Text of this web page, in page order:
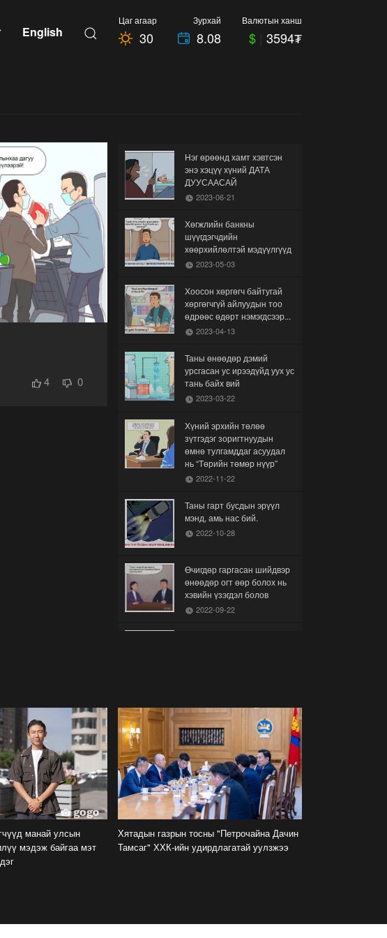
English
Цаг агаар
30
Зурхай
8.08
Валютын ханш
$ 3594₮
4 0
Нэг өрөөнд хамт хэвтсэн
энэ хэцүү хүний ДАТА
ДУУСААСАЙ
2023-06-21
Хөгжлийн банкны
шүүгдэгчдийн
хөөрхийлөлтэй мэдүүлгүүд
2023-05-03
Хоосон хөргөгч байтугай
хөргөгчгүй айлуудын тоо
өдрөөс өдөрт нэмэгдсээр...
2023-04-13
Таны өнөөдөр дэмий
урсгасан ус ирээдүйд уух ус
тань байх вий
2023-03-22
Хүний эрхийн төлөө
зүтгэдэг зоригтнуудын
өмнө тулгамддаг асуудал
нь “Төрийн төмөр нүүр”
2022-11-22
Таны гарт бусдын эрүүл
мэнд, амь нас бий.
2022-10-28
Өчигдөр гаргасан шийдвэр
өнөөдөр огт өөр болох нь
хэвийн үзэгдэл болов
2022-09-22
ээжүүдэд зориулсан
өрөөтэй болох нь
жендэрийн мэдрэмжтэй
шийдэл
2022-08-02
Вакцинд хамрагдсанаар
хүүхдүүд нийтээр өвдөхгүй,
халдвар дамжилт саарч,
хичээл сургууль
тасалдахгүй
2022-06-30
манай улсын
мэдэж байгаа мэт
Хятадын газрын тосны "Петрочайна Дачин
Тамсаг" ХХК-ийн удирдлагатай уулзжээ